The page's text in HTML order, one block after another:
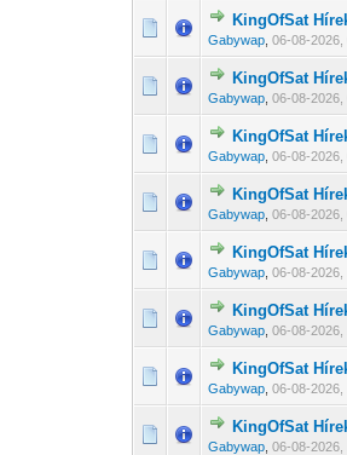
KingOfSat
Gabywap ,06-08-2026,
KingOfSat
Gabywap ,06-08-2026,
KingOfSat
Gabywap ,06-08-2026,
KingOfSat
Gabywap ,06-08-2026,
KingOfSat
Gabywap ,06-08-2026,
KingOfSat
Gabywap ,06-08-2026,
KingOfSat
Gabywap ,06-08-2026,
KingOfSat
Gabywap ,06-08-2026,